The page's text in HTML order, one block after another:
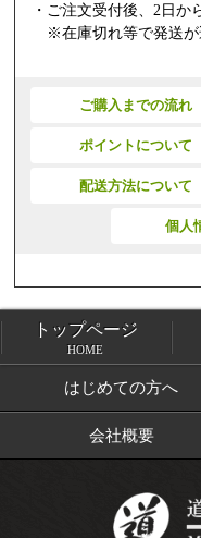
・ご注文受付後、2日か
※在庫切れ等で発送が
ご購入までの流れ
ポイントについて
配送方法について
個人
トップページ
はじめての方へ
会社概要
トップページ
HOME